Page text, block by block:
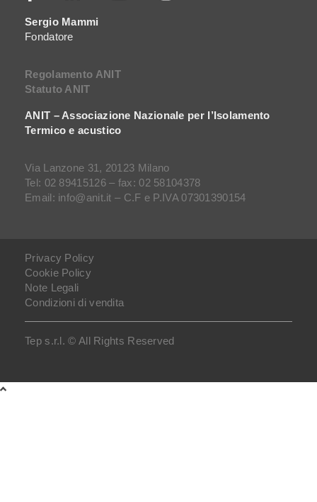
Sergio Mammi
Fondatore
Regolamento ANIT
Statuto ANIT
ANIT – Associazione Nazionale per l’Isolamento
Termico e acustico
Via Lanzone 31, 20123 Milano
Tel: 02 89415126 – fax: 02 58104378
Email: info@anit.it – C.F e P.IVA 07301390154
Tep s.r.l. © All Rights Reserved
Privacy Policy
Cookie Policy
Note Legali
Condizioni di vendita